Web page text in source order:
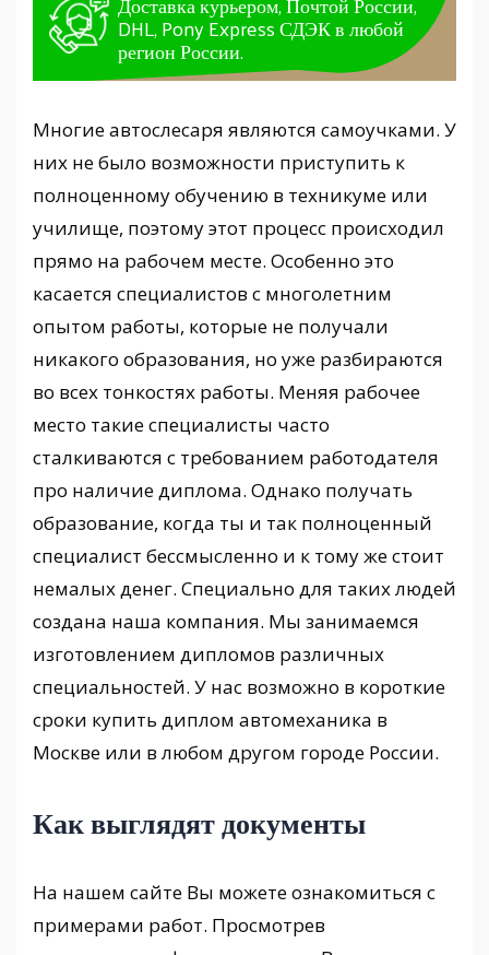
DHL, Pony Express СДЭК в любой
регион России.
Многие автослесаря являются самоучками. У
них не было возможности приступить к
полноценному обучению в техникуме или
училище, поэтому этот процесс происходил
прямо на рабочем месте. Особенно это
касается специалистов с многолетним
опытом работы, которые не получали
никакого образования, но уже разбираются
во всех тонкостях работы. Меняя рабочее
место такие специалисты часто
сталкиваются с требованием работодателя
про наличие диплома. Однако получать
образование, когда ты и так полноценный
специалист бессмысленно и к тому же стоит
немалых денег. Специально для таких людей
создана наша компания. Мы занимаемся
изготовлением дипломов различных
специальностей. У нас возможно в короткие
сроки купить диплом автомеханика в
Москве или в любом другом городе России.
Как выглядят документы
На нашем сайте Вы можете ознакомиться с
примерами работ. Просмотрев